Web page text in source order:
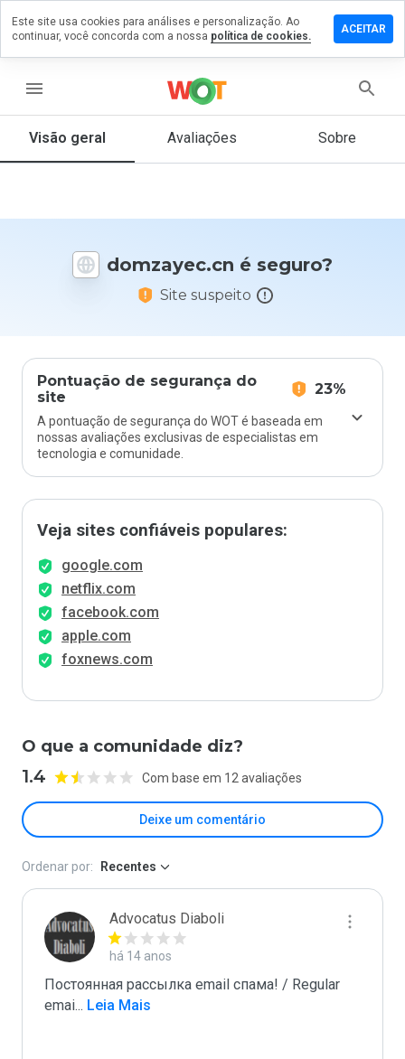
menu
Visão geral Avaliações Sobre
domzayec.cn é seguro?
Site suspeito
Pontuação de segurança do
site
23%
A pontuação de segurança do WOT é baseada em
nossas avaliações exclusivas de especialistas em
tecnologia e comunidade.
Veja sites confiáveis populares:
google.com
netflix.com
facebook.com
apple.com
foxnews.com
O que a comunidade diz?
1.4 Com base em 12 avaliações
Deixe um comentário
um
que
Ordenar por: Recentes
Advocatus Diaboli
há 14 anos
Постоянная рассылка email спама! / Regular
emai... Leia Mais
Este site usa cookies para análises e personalização. Ao
continuar, você concorda com a nossa política de cookies.
ACEITAR